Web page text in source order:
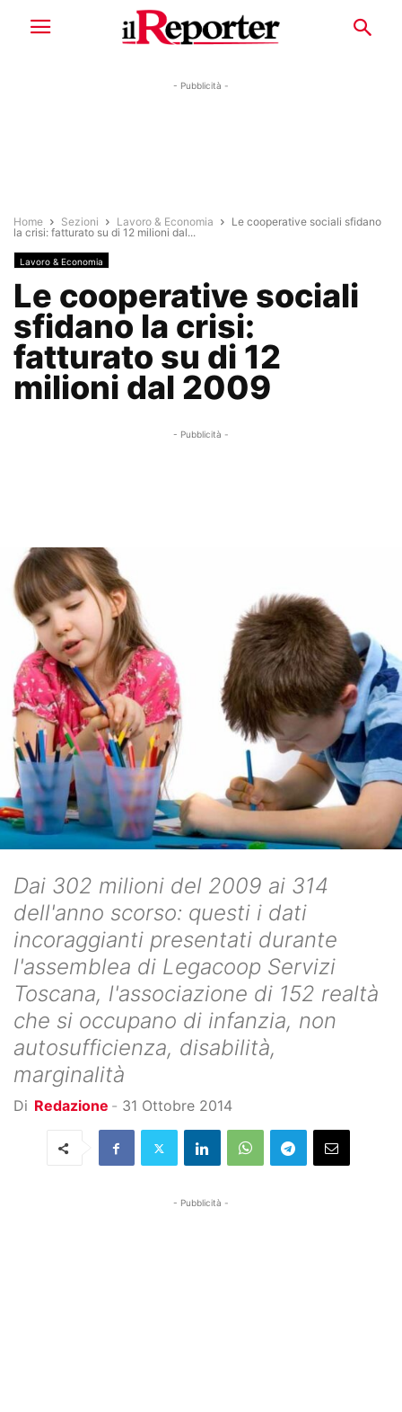
- Pubblicità -
Home Sezioni Lavoro & Economia
Le cooperative sociali sfidano
la crisi: fatturato su di 12 milioni dal...
Lavoro & Economia
Le cooperative sociali
sfidano la crisi:
fatturato su di 12
milioni dal 2009
- Pubblicità -
Dai 302 milioni del 2009 ai 314
dell'anno scorso: questi i dati
incoraggianti presentati durante
l'assemblea di Legacoop Servizi
Toscana, l'associazione di 152 realtà
che si occupano di infanzia, non
autosufficienza, disabilità,
marginalità
Di Redazione - 31 Ottobre 2014
- Pubblicità -